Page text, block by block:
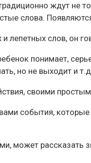
ждут не
слова.
лепетных слов, он
понимает,
но не выходит и
своими
события, которые
может рассказать